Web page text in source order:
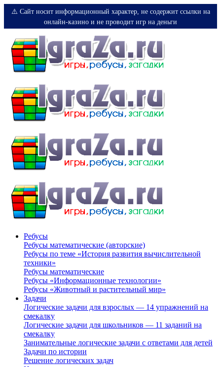
⚠️ Сайт носит информационный характер, не содержит ссылки на
онлайн-казино и не проводит игр на деньги
Ребусы
Ребусы математические (авторские)
Ребусы по теме «История развития вычислительной
техники»
Ребусы математические
Ребусы «Информационные технологии»
Ребусы «Животный и растительный мир»
Задачи
Логические задачи для взрослых — 14 упражнений на
смекалку
Логические задачи для школьников — 11 заданий на
смекалку
Занимательные логические задачи с ответами для детей
Задачи по истории
Решение логических задач